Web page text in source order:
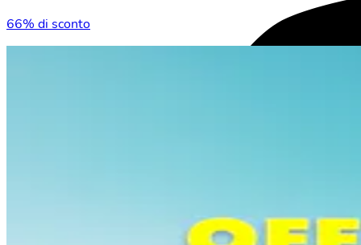
66% di sconto